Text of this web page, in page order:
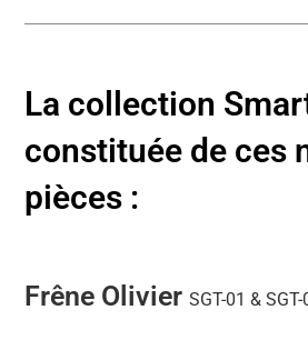
La collection
constituée de ces
pièces :
Frêne Olivier SGT-01 &